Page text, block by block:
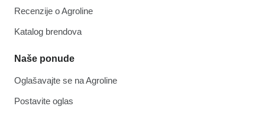
Recenzije o Agroline
Katalog brendova
Naše ponude
Oglašavajte se na Agroline
Postavite oglas